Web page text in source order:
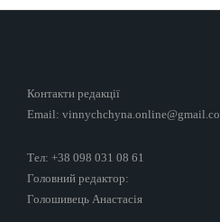
Контакти редакції
Email:
Тел: +38 098 031 08 61
Головний редактор:
Голошивець Анастасія